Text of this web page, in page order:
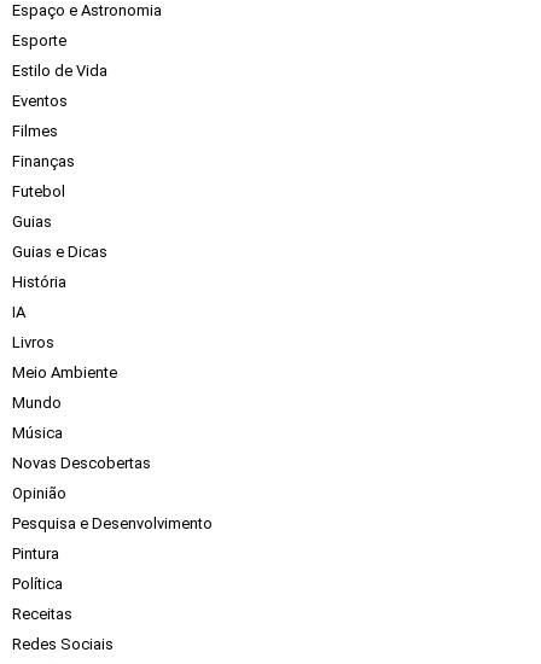
Espaço e Astronomia
Esporte
Estilo de Vida
Eventos
Filmes
Finanças
Futebol
Guias
Guias e Dicas
História
IA
Livros
Meio Ambiente
Mundo
Música
Novas Descobertas
Opinião
Pesquisa e Desenvolvimento
Pintura
Política
Receitas
Redes Sociais